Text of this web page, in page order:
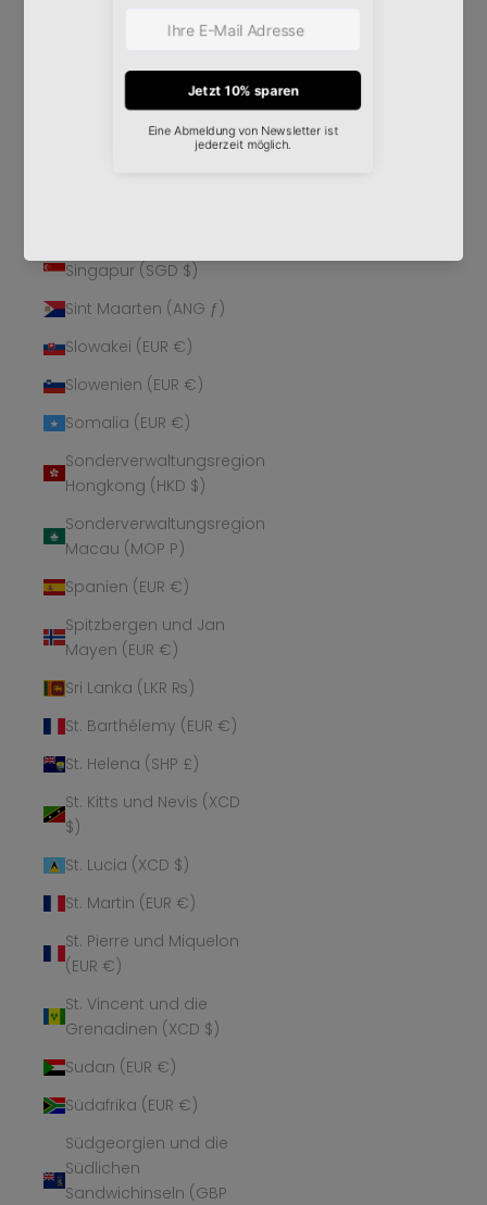
Schweiz (CHF CHF)
Senegal (XOF Fr)
Serbien (RSD РСД)
Seychellen (EUR €)
Singapur (SGD $)
Sint Maarten (ANG ƒ)
Slowakei (EUR €)
Slowenien (EUR €)
Somalia (EUR €)
Sonderverwaltungsregion
Hongkong (HKD $)
Sonderverwaltungsregion
Macau (MOP P)
Spanien (EUR €)
Spitzbergen und Jan
Mayen (EUR €)
Sri Lanka (LKR ₨)
St. Barthélemy (EUR €)
St. Helena (SHP £)
St. Kitts und Nevis (XCD
$)
St. Lucia (XCD $)
St. Martin (EUR €)
St. Pierre und Miquelon
(EUR €)
St. Vincent und die
Grenadinen (XCD $)
Sudan (EUR €)
Südafrika (EUR €)
Südgeorgien und die
Südlichen
Sandwichinseln (GBP